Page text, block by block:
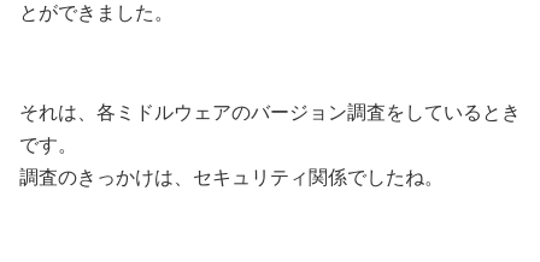
とができました。
それは、各ミドルウェアのバージョン調査をしているとき
です。
調査のきっかけは、セキュリティ関係でしたね。